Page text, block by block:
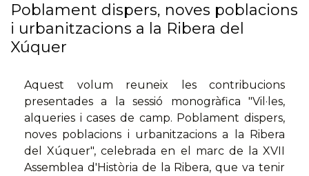
Poblament dispers, noves poblacions
i urbanitzacions a la Ribera del
Xúquer
Aquest volum reuneix les contribucions
presentades a la sessió monogràfica "Vil·les,
alqueries i cases de camp. Poblament dispers,
noves poblacions i urbanitzacions a la Ribera
del Xúquer", celebrada en el marc de la XVII
Assemblea d'Història de la Ribera, que va tenir